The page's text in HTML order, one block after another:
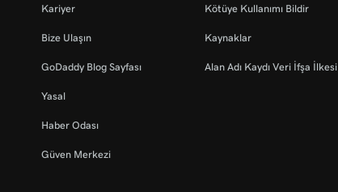
Kariyer
Bize Ulaşın
GoDaddy Blog Sayfası
Yasal
Haber Odası
Güven Merkezi
Kötüye Kullanımı Bildir
Kaynaklar
Alan Adı Kaydı Veri İfşa İlkesi